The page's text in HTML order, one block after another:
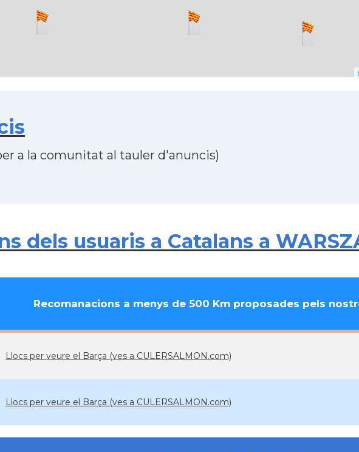
a la comunitat al tauler d'anuncis)
dels usuaris a Catalans a
Recomanacions a menys de 500 Km proposades pels
Llocs per veure el Barça (ves a CULERSALMON.com)
Llocs per veure el Barça (ves a CULERSALMON.com)